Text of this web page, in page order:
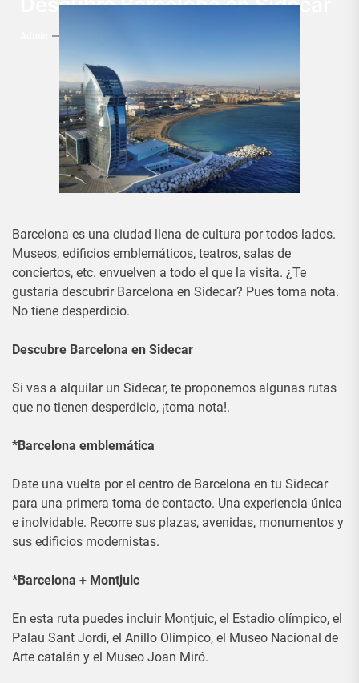
Barcelona es una ciudad llena de cultura por todos lados.
Museos, edificios emblemáticos, teatros, salas de
conciertos, etc. envuelven a todo el que la visita. ¿Te
gustaría descubrir Barcelona en Sidecar? Pues toma nota.
No tiene desperdicio.
Descubre Barcelona en Sidecar
Si vas a alquilar un Sidecar, te proponemos algunas rutas
que no tienen desperdicio, ¡toma nota!.
*Barcelona emblemática
Date una vuelta por el centro de Barcelona en tu Sidecar
para una primera toma de contacto. Una experiencia única
e inolvidable. Recorre sus plazas, avenidas, monumentos y
sus edificios modernistas.
*Barcelona + Montjuic
En esta ruta puedes incluir Montjuic, el Estadio olímpico, el
Palau Sant Jordi, el Anillo Olímpico, el Museo Nacional de
Arte catalán y el Museo Joan Miró.